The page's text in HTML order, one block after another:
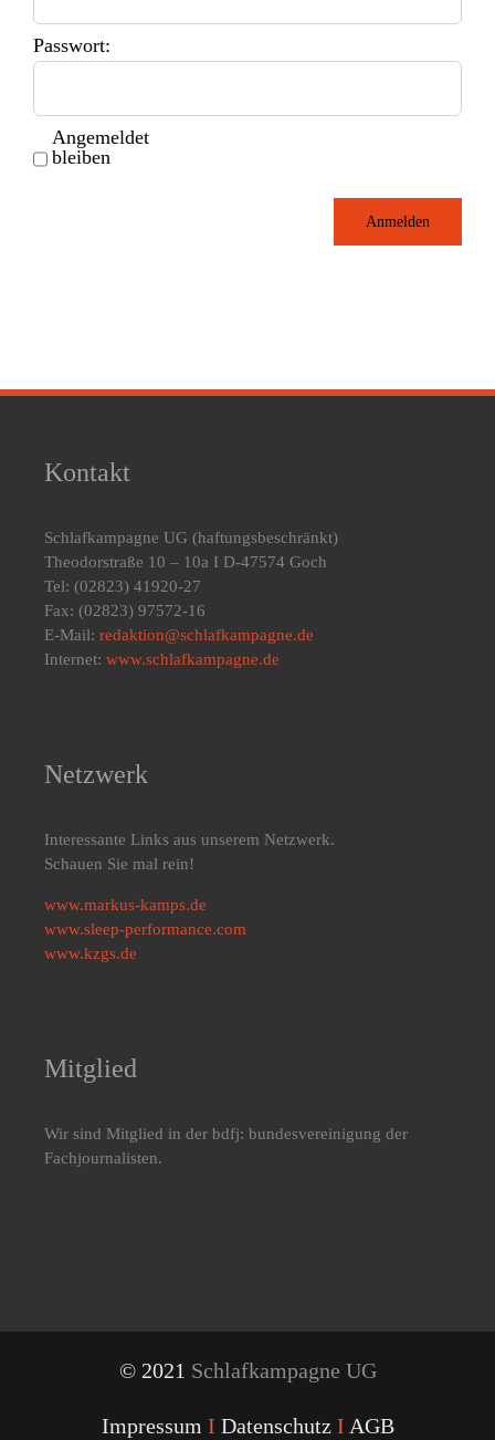
Passwort:
Angemeldet
bleiben
Anmelden
Kontakt
Schlafkampagne UG (haftungsbeschränkt)
Theodorstraße 10 – 10a I D-47574 Goch
Tel: (02823) 41920-27
Fax: (02823) 97572-16
E-Mail: redaktion@schlafkampagne.de
Internet: www.schlafkampagne.de
Netzwerk
Interessante Links aus unserem Netzwerk.
Schauen Sie mal rein!
www.markus-kamps.de
www.sleep-performance.com
www.kzgs.de
Mitglied
Wir sind Mitglied in der bdfj: bundesvereinigung der
Fachjournalisten.
© 2021 Schlafkampagne UG
Impressum I Datenschutz I AGB